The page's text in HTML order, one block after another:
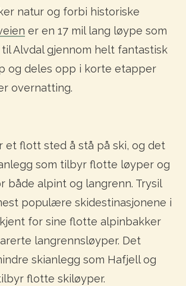
natur og forbi historiske
er en 17 mil lang løype som
Alvdal gjennom helt fantastisk
og deles opp i korte etapper
overnatting.
et flott sted å stå på ski, og det
som tilbyr flotte løyper og
både alpint og langrenn. Trysil
populære skidestinasjonene i
for sine flotte alpinbakker
langrennsløyper. Det
skianlegg som Hafjell og
flotte skiløyper.